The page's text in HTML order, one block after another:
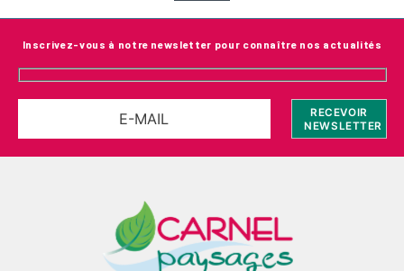
Inscrivez-vous à notre newsletter pour connaître nos actualités